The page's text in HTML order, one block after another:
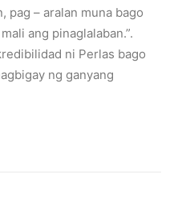
pag – aralan muna bago
ang pinaglalaban.”.
ni Perlas bago
ng ganyang